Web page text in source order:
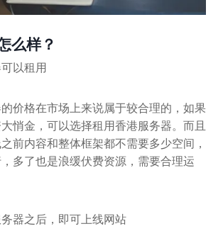
么样？
以租用
价格在市场上来说属于较合理的，如果
悄金，可以选择租用香港服务器。而且
前内容和整体框架都不需要多少空间，
多了也是浪缓伏费资源，需要合理运
器之后，即可上线网站